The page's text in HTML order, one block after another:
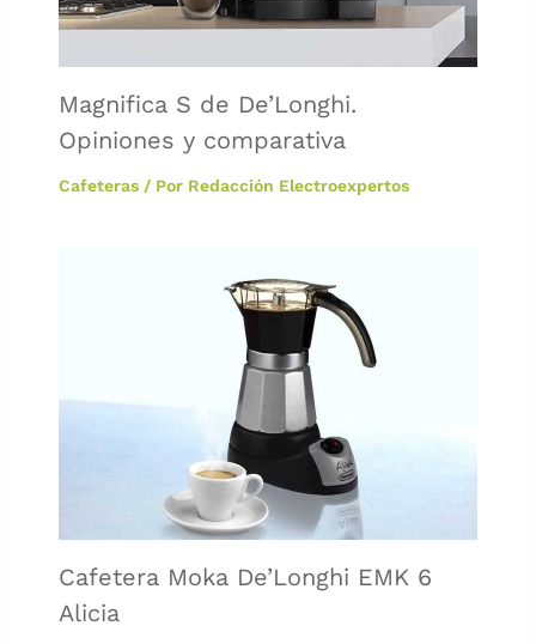
Magnifica S de De’Longhi.
Opiniones y comparativa
Cafeteras/ Por Redacción Electroexpertos
Cafetera Moka De’Longhi EMK 6
Alicia